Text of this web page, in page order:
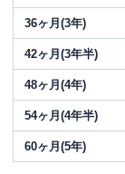
36ヶ月(3年)
42ヶ月(3年半)
48ヶ月(4年)
54ヶ月(4年半)
60ヶ月(5年)